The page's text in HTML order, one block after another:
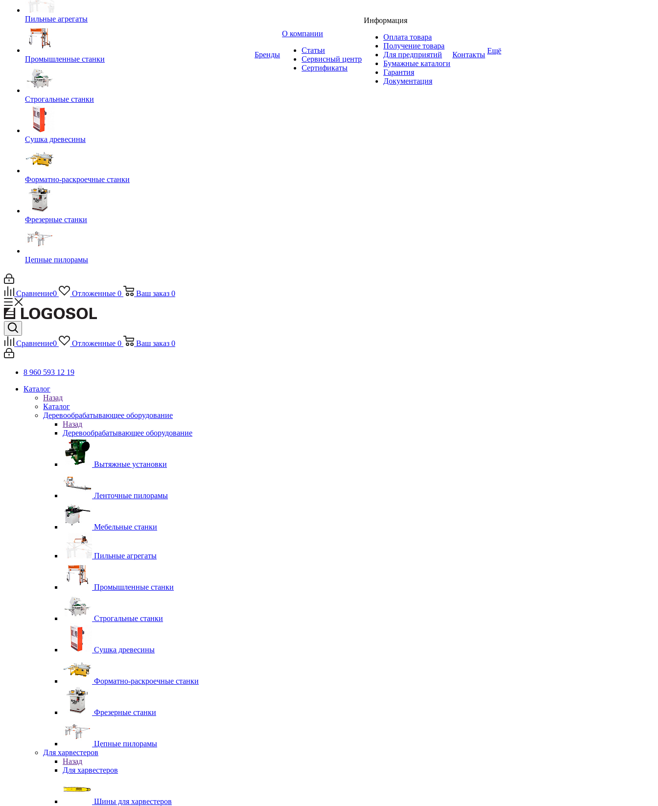
Пильные агрегаты
Промышленные станки
Строгальные станки
Сушка древесины
Форматно-раскроечные станки
Фрезерные станки
Цепные пилорамы
Бренды
O компании
Статьи
Сервисный центр
Сертификаты
Информация
Оплата товара
Получение товара
Для предприятий
Бумажные каталоги
Гарантия
Документация
Контакты Ещё
Сравнение0 Отложенные 0 Ваш заказ 0
Сравнение0 Отложенные 0 Ваш заказ 0
8 960 593 12 19
Каталог
Назад
Каталог
Деревообрабатывающее оборудование
Назад
Деревообрабатывающее оборудование
Вытяжные установки
Ленточные пилорамы
Мебельные станки
Пильные агрегаты
Промышленные станки
Строгальные станки
Сушка древесины
Форматно-раскроечные станки
Фрезерные станки
Цепные пилорамы
Для харвестеров
Назад
Для харвестеров
Шины для харвестеров